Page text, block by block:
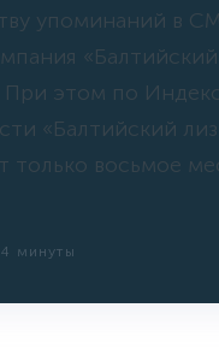
упоминаний в
«Балтийский
При этом по
«Балтийский
только восьмое
4 минуты